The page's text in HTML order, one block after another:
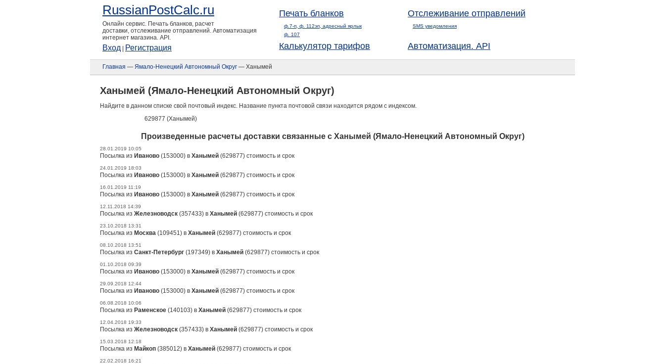
RussianPostCalc.ru
Онлайн сервис. Печать бланков, расчет
доставки, отслеживание отправлений. Автоматизация
интернет магазина. API.
Вход Регистрация
Печать бланков
ф.7-п, ф. 112эп, адресный ярлык
ф. 107
Отслеживание отправлений
SMS уведомления
Калькулятор тарифов Автоматизация. API
Главная — Ямало-Ненецкий Автономный Округ — Ханымей
Ханымей (Ямало-Ненецкий Автономный Округ)
Найдите в данном списке свой почтовый индекс. Название пункта почтовой связи находится рядом с индексом.
629877 (Ханымей)
Произведенные расчеты доставки связанные с Ханымей (Ямало-Ненецкий Автономный Округ)
28.01.2019 10:05
Посылка из Иваново (153000) в Ханымей (629877) стоимость и срок
24.01.2019 18:03
Посылка из Иваново (153000) в Ханымей (629877) стоимость и срок
16.01.2019 11:19
Посылка из Иваново (153000) в Ханымей (629877) стоимость и срок
12.11.2018 14:39
Посылка из Железноводск (357433) в Ханымей (629877) стоимость и срок
23.10.2018 13:31
Посылка из Москва (109451) в Ханымей (629877) стоимость и срок
08.10.2018 13:51
Посылка из Санкт-Петербург (197349) в Ханымей (629877) стоимость и срок
01.10.2018 09:39
Посылка из Иваново (153000) в Ханымей (629877) стоимость и срок
29.09.2018 12:44
Посылка из Иваново (153000) в Ханымей (629877) стоимость и срок
06.08.2018 10:06
Посылка из Раменское (140103) в Ханымей (629877) стоимость и срок
12.04.2018 19:33
Посылка из Железноводск (357433) в Ханымей (629877) стоимость и срок
15.03.2018 12:18
Посылка из Майкоп (385012) в Ханымей (629877) стоимость и срок
22.02.2018 16:21